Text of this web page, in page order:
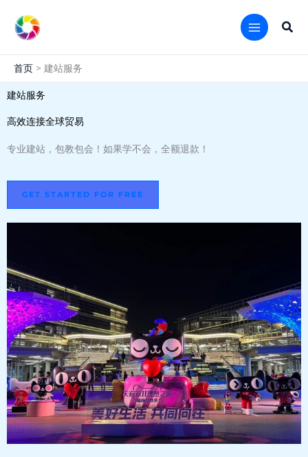
搜
首页 建站服务
建站服务
高效连接全球贸易
专业建站，包教包会！如果学不会，全额退款！
GET STARTED FOR FREE